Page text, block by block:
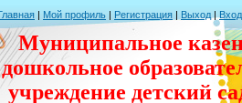
| Мой профиль | Регистрация | Выход | Вход
Муниципальное
дошкольное
учреждение детский